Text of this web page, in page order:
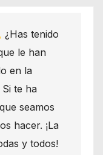
¿Has tenido
le han
en la
te ha
seamos
hacer. ¡La
y todos!